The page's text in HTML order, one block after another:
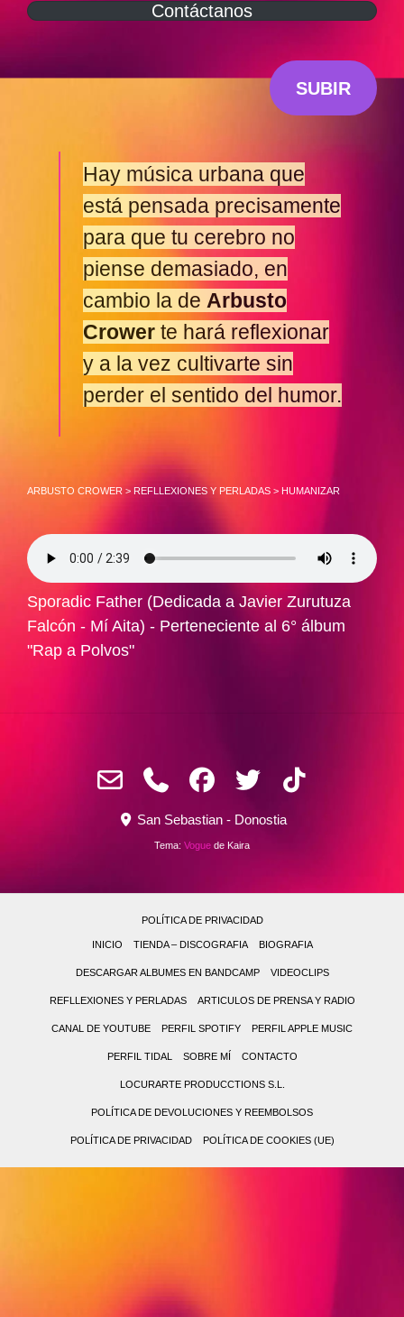
Contáctanos
SUBIR
Hay música urbana que
está pensada precisamente
para que tu cerebro no
piense demasiado, en
cambio la deArbusto
Crower te hará reflexionar
y a la vez cultivarte sin
perder el sentido del humor.
ARBUSTO CROWER > REFLLEXIONES Y PERLADAS > HUMANIZAR
Sporadic Father (Dedicada a Javier Zurutuza
Falcón - Mí Aita) - Perteneciente al 6° álbum
"Rap a Polvos"
San Sebastian - Donostia
Tema: Vogue de Kaira
POLÍTICA DE PRIVACIDAD
INICIO TIENDA – DISCOGRAFIA BIOGRAFIA
DESCARGAR ALBUMES EN BANDCAMP VIDEOCLIPS
REFLLEXIONES Y PERLADAS ARTICULOS DE PRENSA Y RADIO
CANAL DE YOUTUBE PERFIL SPOTIFY PERFIL APPLE MUSIC
PERFIL TIDAL SOBRE MÍ CONTACTO
LOCURARTE PRODUCCTIONS S.L.
POLÍTICA DE DEVOLUCIONES Y REEMBOLSOS
POLÍTICA DE PRIVACIDAD POLÍTICA DE COOKIES (UE)